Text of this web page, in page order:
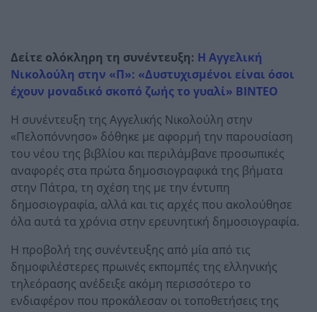
Δείτε ολόκληρη τη συνέντευξη: Η Αγγελική
Νικολούλη στην «Π»: «Δυστυχισμένοι είναι όσοι
έχουν μοναδικό σκοπό ζωής το γυαλί» ΒΙΝΤΕΟ
Η συνέντευξη της Αγγελικής Νικολούλη στην
«Πελοπόννησο» δόθηκε με αφορμή την παρουσίαση
του νέου της βιβλίου και περιλάμβανε προσωπικές
αναφορές στα πρώτα δημοσιογραφικά της βήματα
στην Πάτρα, τη σχέση της με την έντυπη
δημοσιογραφία, αλλά και τις αρχές που ακολούθησε
όλα αυτά τα χρόνια στην ερευνητική δημοσιογραφία.
Η προβολή της συνέντευξης από μία από τις
δημοφιλέστερες πρωινές εκπομπές της ελληνικής
τηλεόρασης ανέδειξε ακόμη περισσότερο το
ενδιαφέρον που προκάλεσαν οι τοποθετήσεις της